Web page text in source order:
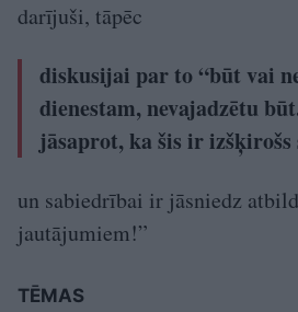
darījuši, tāpēc
diskusijai par to “būt vai
dienestam, nevajadzētu
jāsaprot, ka šis ir izšķirošs
un sabiedrībai ir jāsniedz
jautājumiem!”
TĒMAS